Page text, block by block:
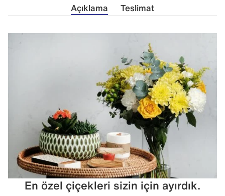
Açıklama Teslimat
En özel çiçekleri sizin için ayırdık.